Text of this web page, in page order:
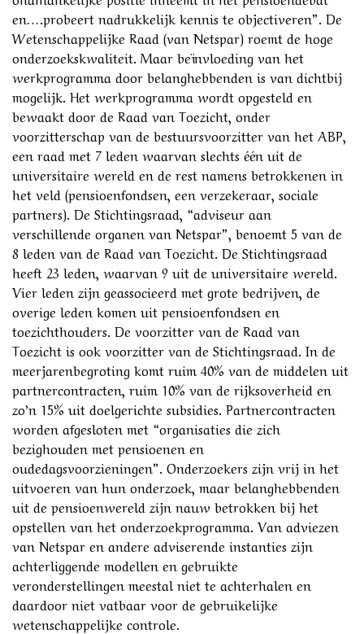
en….probeert nadrukkelijk kennis te objectiveren”. De
Wetenschappelijke Raad (van Netspar) roemt de hoge
onderzoekskwaliteit. Maar beïnvloeding van het
werkprogramma door belanghebbenden is van dichtbij
mogelijk. Het werkprogramma wordt opgesteld en
bewaakt door de Raad van Toezicht, onder
voorzitterschap van de bestuursvoorzitter van het ABP,
een raad met 7 leden waarvan slechts één uit de
universitaire wereld en de rest namens betrokkenen in
het veld (pensioenfondsen, een verzekeraar, sociale
partners). De Stichtingsraad, “adviseur aan
verschillende organen van Netspar”, benoemt 5 van de
8 leden van de Raad van Toezicht. De Stichtingsraad
heeft 23 leden, waarvan 9 uit de universitaire wereld.
Vier leden zijn geassocieerd met grote bedrijven, de
overige leden komen uit pensioenfondsen en
toezichthouders. De voorzitter van de Raad van
Toezicht is ook voorzitter van de Stichtingsraad. In de
meerjarenbegroting komt ruim 40% van de middelen uit
partnercontracten, ruim 10% van de rijksoverheid en
zo’n 15% uit doelgerichte subsidies. Partnercontracten
worden afgesloten met “organisaties die zich
bezighouden met pensioenen en
oudedagsvoorzieningen”. Onderzoekers zijn vrij in het
uitvoeren van hun onderzoek, maar belanghebbenden
uit de pensioenwereld zijn nauw betrokken bij het
opstellen van het onderzoekprogramma. Van adviezen
van Netspar en andere adviserende instanties zijn
achterliggende modellen en gebruikte
veronderstellingen meestal niet te achterhalen en
daardoor niet vatbaar voor de gebruikelijke
wetenschappelijke controle.